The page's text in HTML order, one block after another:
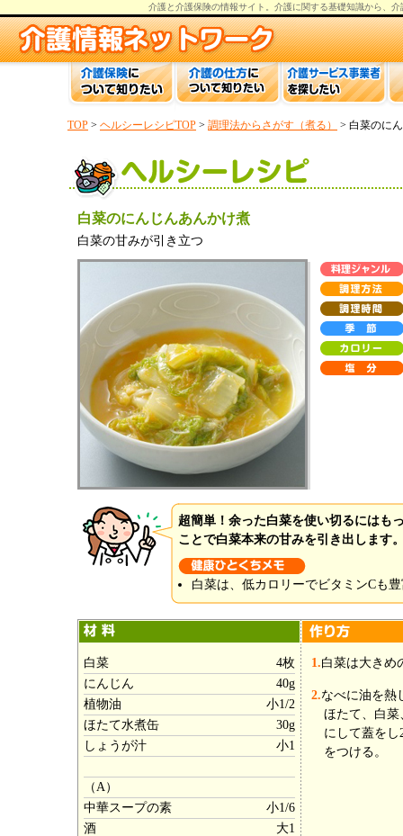
介護と介護保険の情報サイト。 介護に関する基礎知識から、 介
TOP > ヘルシーレシピTOP > 調理法からさがす（煮る） > 白菜のに
白菜のにんじんあんかけ煮
白菜の甘みが引き立つ
超簡単！余った白菜を使い切るにはも
ことで白菜本来の甘みを引き出します
白菜は、低カロリーでビタミンCも
白菜
4枚
にんじん
40g
植物油
小1/2
ほたて水煮缶
30g
しょうが汁
小1
（A）
中華スープの素
小1/6
酒
大1
1.白菜は大きめ
2.なべに油を熱
ほたて、白
にして蓋を
をつける。